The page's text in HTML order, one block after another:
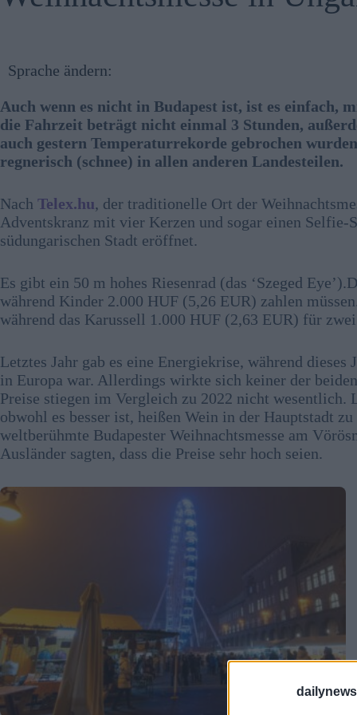
Sprache ändern:
Auch wenn es nicht in Budapest ist, ist es einfach,
die Fahrzeit beträgt nicht einmal 3 Stunden,
auch gestern Temperaturrekorde gebrochen
regnerisch (schnee) in allen anderen Landesteilen.
Nach Telex.hu, der traditionelle Ort der
Adventskranz mit vier Kerzen und sogar einen Selfie-
südungarischen Stadt eröffnet.
Es gibt ein 50 m hohes Riesenrad (das ‘Szeged
während Kinder 2.000 HUF (5,26 EUR) zahlen
während das Karussell 1.000 HUF (2,63 EUR) für
Letztes Jahr gab es eine Energiekrise, während
in Europa war. Allerdings wirkte sich keiner der
Preise stiegen im Vergleich zu 2022 nicht
obwohl es besser ist, heißen Wein in der Hauptstadt
weltberühmte Budapester Weihnachtsmesse am
Ausländer sagten, dass die Preise sehr hoch seien.